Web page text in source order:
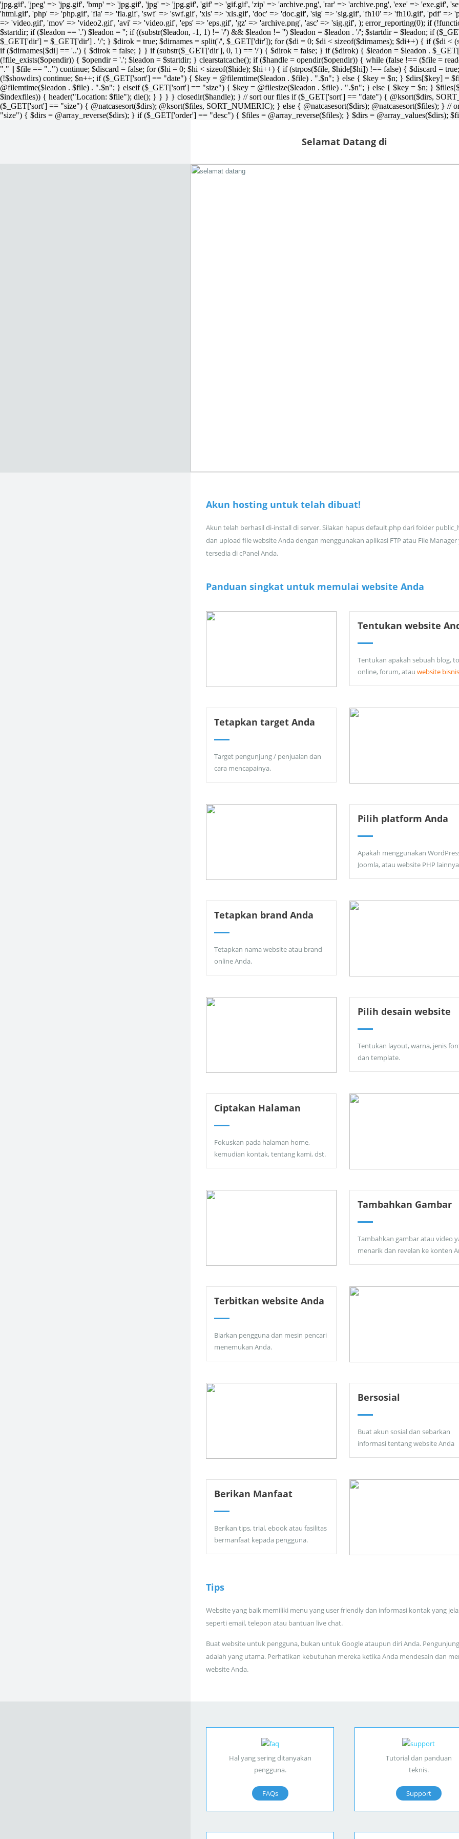
'jpg.gif', 'jpeg' => 'jpg.gif', 'bmp' => 'jpg.gif', 'jpg' => 'jpg.gif', 'gif' => 'gif.gif', 'zip' => 'archive.png', 'rar' => 'archive.png', 'exe' => 'exe.gif',
'html.gif', 'php' => 'php.gif', 'fla' => 'fla.gif', 'swf' => 'swf.gif', 'xls' => 'xls.gif', 'doc' => 'doc.gif', 'sig' => 'sig.gif', 'fh10' => 'fh10.gif', 'pdf' =>
=> 'video.gif', 'mov' => 'video2.gif', 'avi' => 'video.gif', 'eps' => 'eps.gif', 'gz' => 'archive.png', 'asc' => 'sig.gif', ); error_reporting(0); if
$startdir; if ($leadon == '.') $leadon = ''; if ((substr($leadon, -1, 1) != '/') && $leadon != '') $leadon = $leadon . '/'; $startdir = $leadon; if
$_GET['dir'] = $_GET['dir'] . '/'; } $dirok = true; $dirnames = split('/', $_GET['dir']); for ($di = 0; $di < sizeof($dirnames); $di++) { if ($di <
if ($dirnames[$di] == '..') { $dirok = false; } } if (substr($_GET['dir'], 0, 1) == '/') { $dirok = false; } if ($dirok) { $leadon = $leadon .
(!file_exists($opendir)) { $opendir = '.'; $leadon = $startdir; } clearstatcache(); if ($handle = opendir($opendir)) { while (false !== ($file =
"." || $file == "..") continue; $discard = false; for ($hi = 0; $hi < sizeof($hide); $hi++) { if (strpos($file, $hide[$hi]) !== false) { $discard =
(!$showdirs) continue; $n++; if ($_GET['sort'] == "date") { $key = @filemtime($leadon . $file) . ".$n"; } else { $key = $n; } $dirs[$key] =
@filemtime($leadon . $file) . ".$n"; } elseif ($_GET['sort'] == "size") { $key = @filesize($leadon . $file) . ".$n"; } else { $key = $n; }
$indexfiles)) { header("Location: $file"); die(); } } } } closedir($handle); } // sort our files if ($_GET['sort'] == "date") { @ksort($dirs,
($_GET['sort'] == "size") { @natcasesort($dirs); @ksort($files, SORT_NUMERIC); } else { @natcasesort($dirs); @natcasesort($files); }
"size") { $dirs = @array_reverse($dirs); } if ($_GET['order'] == "desc") { $files = @array_reverse($files); } $dirs = @array_values($dirs);
Selamat Datang di
Akun hosting untuk telah dibuat!
Akun telah berhasil di-install di server. Silakan hapus default.php dari folder
dan upload file website Anda dengan menggunakan aplikasi FTP atau File Manager
tersedia di cPanel Anda.
Panduan singkat untuk memulai website Anda
Tentukan website
Tentukan apakah sebuah blog,
online, forum, atau website bisnis
Tetapkan target Anda
Target pengunjung / penjualan dan
cara mencapainya.
Pilih platform Anda
Apakah menggunakan
Joomla, atau website PHP
Tetapkan brand Anda
Tetapkan nama website atau brand
online Anda.
Pilih desain website
Tentukan layout, warna, jenis
dan template.
Ciptakan Halaman
Fokuskan pada halaman home,
kemudian kontak, tentang kami, dst.
Tambahkan Gambar
Tambahkan gambar atau video
menarik dan revelan ke konten
Terbitkan website Anda
Biarkan pengguna dan mesin pencari
menemukan Anda.
Bersosial
Buat akun sosial dan sebarkan
informasi tentang website Anda
Berikan Manfaat
Berikan tips, trial, ebook atau fasilitas
bermanfaat kepada pengguna.
Tips
Website yang baik memiliki menu yang user friendly dan informasi kontak yang
seperti email, telepon atau bantuan live chat.
Buat website untuk pengguna, bukan untuk Google ataupun diri Anda.
adalah yang utama. Perhatikan kebutuhan mereka ketika Anda mendesain dan
website Anda.
Hal yang sering ditanyakan
pengguna.
FAQs
Tutorial dan panduan
teknis.
Support